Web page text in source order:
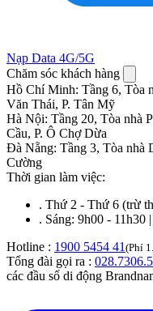
Nạp Data 4G/5G
Chăm sóc khách hàng
Hồ Chí Minh: Tầng 6, Tòa
Văn Thái, P. Tân Mỹ
Hà Nội: Tầng 20, Tòa nhà
Cầu, P. Ô Chợ Dừa
Đà Nẵng: Tầng 3, Tòa nhà
Cường
Thời gian làm việc:
. Thứ 2 - Thứ 6 (trừ
. Sáng: 9h00 - 11h30
Hotline : 1900 5454 41 (Phí
Tổng đài gọi ra :
các đầu số di động